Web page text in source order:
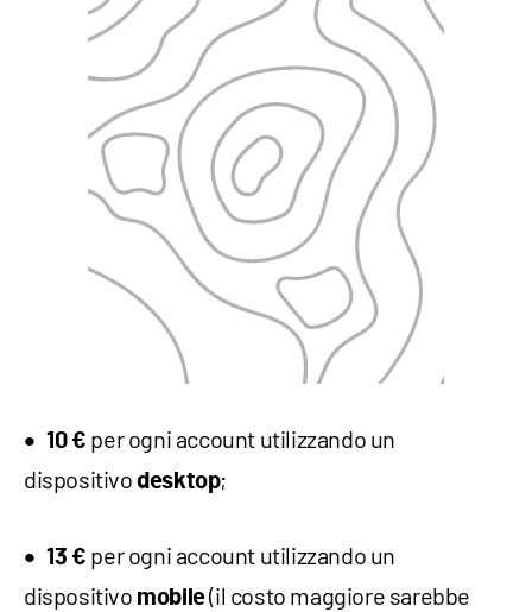
10 € per ogni account utilizzando un
dispositivodesktop;
13 € per ogni account utilizzando un
dispositivo mobile(il costo maggiore sarebbe